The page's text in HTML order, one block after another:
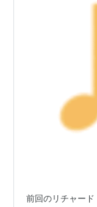
前回のリチャー